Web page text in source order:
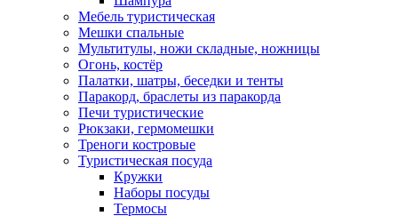
Мебель туристическая
Мешки спальные
Мультитулы, ножи складные, ножницы
Огонь, костёр
Палатки, шатры, беседки и тенты
Паракорд, браслеты из паракорда
Печи туристические
Рюкзаки, гермомешки
Треноги костровые
Туристическая посуда
Кружки
Наборы посуды
Термосы